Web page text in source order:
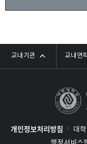
교내기관 교내연
개인정보처리방침 대